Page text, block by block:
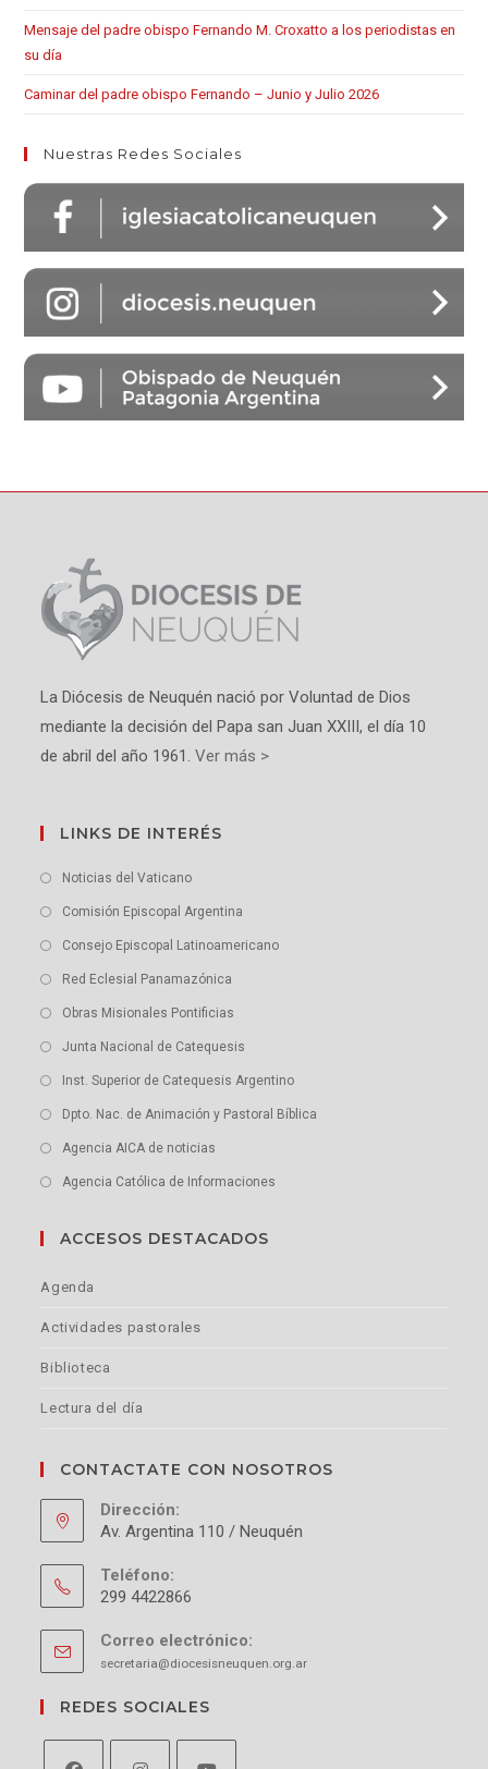
Mensaje del padre obispo Fernando M. Croxatto a los periodistas en
su día
Caminar del padre obispo Fernando – Junio y Julio 2026
Nuestras Redes Sociales
La Diócesis de Neuquén nació por Voluntad de Dios
mediante la decisión del Papa san Juan XXIII, el día 10
de abril del año 1961. Ver más >
LINKS DE INTERÉS
Noticias del Vaticano
Comisión Episcopal Argentina
Consejo Episcopal Latinoamericano
Red Eclesial Panamazónica
Obras Misionales Pontificias
Junta Nacional de Catequesis
Inst. Superior de Catequesis Argentino
Dpto. Nac. de Animación y Pastoral Bíblica
Agencia AICA de noticias
Agencia Católica de Informaciones
ACCESOS DESTACADOS
Agenda
Actividades pastorales
Biblioteca
Lectura del día
CONTACTATE CON NOSOTROS
Dirección:
Av. Argentina 110 / Neuquén
Teléfono:
299 4422866
Correo electrónico:
secretaria@diocesisneuquen.org.ar
REDES SOCIALES